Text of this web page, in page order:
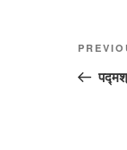
Post
Post